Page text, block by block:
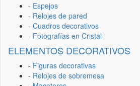
- Espejos
- Relojes de pared
- Cuadros decorativos
- Fotografías en Cristal
ELEMENTOS DECORATIVOS
- Figuras decorativas
- Relojes de sobremesa